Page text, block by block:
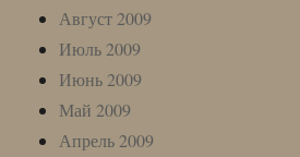
Август 2009
Июль 2009
Июнь 2009
Май 2009
Апрель 2009